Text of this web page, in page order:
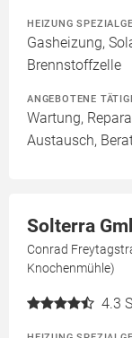
HEIZUNG
Gasheizung,
Brennstoffzelle
ANGEBOTENE
Wartung,
Austausch,
Solterra
Conrad
Knochenmühle)
4.3